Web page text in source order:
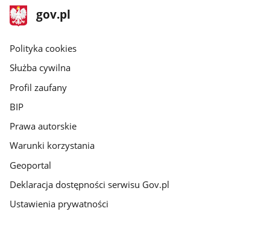
stopka
gov.pl
Strona
gov.pl
gov.pl
Polityka cookies
Służba cywilna
Profil zaufany
BIP
Prawa autorskie
Warunki korzystania
Geoportal
Deklaracja dostępności serwisu Gov.pl
Ustawienia prywatności